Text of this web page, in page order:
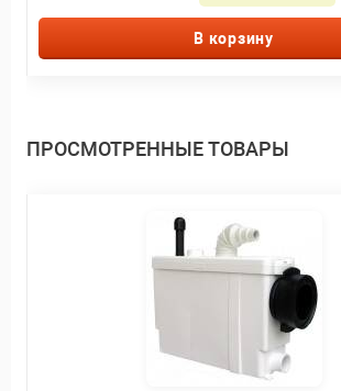
В корзину
ПРОСМОТРЕННЫЕ ТОВАРЫ